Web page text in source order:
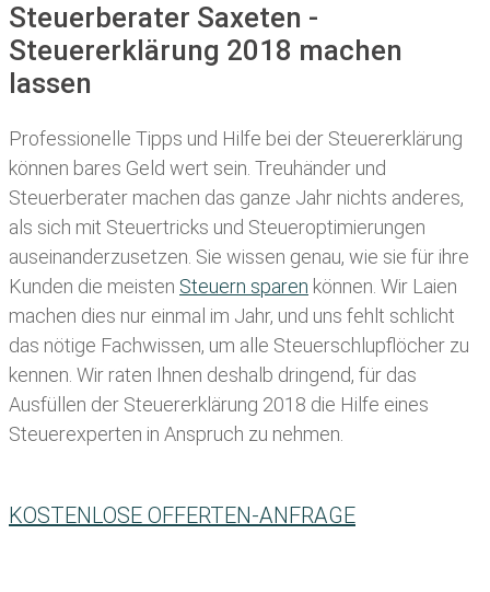
Steuerberater Saxeten -
Steuererklärung 2018 machen
lassen
Professionelle Tipps und Hilfe bei der Steuererklärung
können bares Geld wert sein. Treuhänder und
Steuerberater machen das ganze Jahr nichts anderes,
als sich mit Steuertricks und Steueroptimierungen
auseinanderzusetzen. Sie wissen genau, wie sie für ihre
Kunden die meisten Steuern sparen können. Wir Laien
machen dies nur einmal im Jahr, und uns fehlt schlicht
das nötige Fachwissen, um alle Steuerschlupflöcher zu
kennen. Wir raten Ihnen deshalb dringend, für das
Ausfüllen der Steuererklärung 2018 die Hilfe eines
Steuerexperten in Anspruch zu nehmen.
KOSTENLOSE OFFERTEN-ANFRAGE